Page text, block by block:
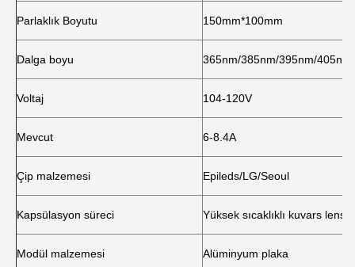
Parlaklık Boyutu 150mm*100mm
Dalga boyu 365nm/385nm/395nm/405nm
Voltaj 104-120V
Mevcut 6-8.4A
Çip malzemesi Epileds/LG/Seoul
Kapsülasyon süreci Yüksek sıcaklıklı kuvars lens
Modül malzemesi Alüminyum plaka